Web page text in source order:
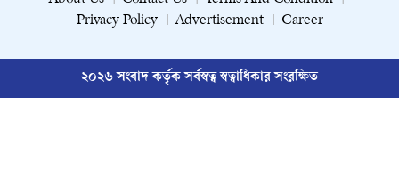
Privacy Policy
Advertisement Career
২০২৬ সংবাদ কর্তৃক সর্বস্বত্ব স্বত্বাধিকার সংরক্ষিত